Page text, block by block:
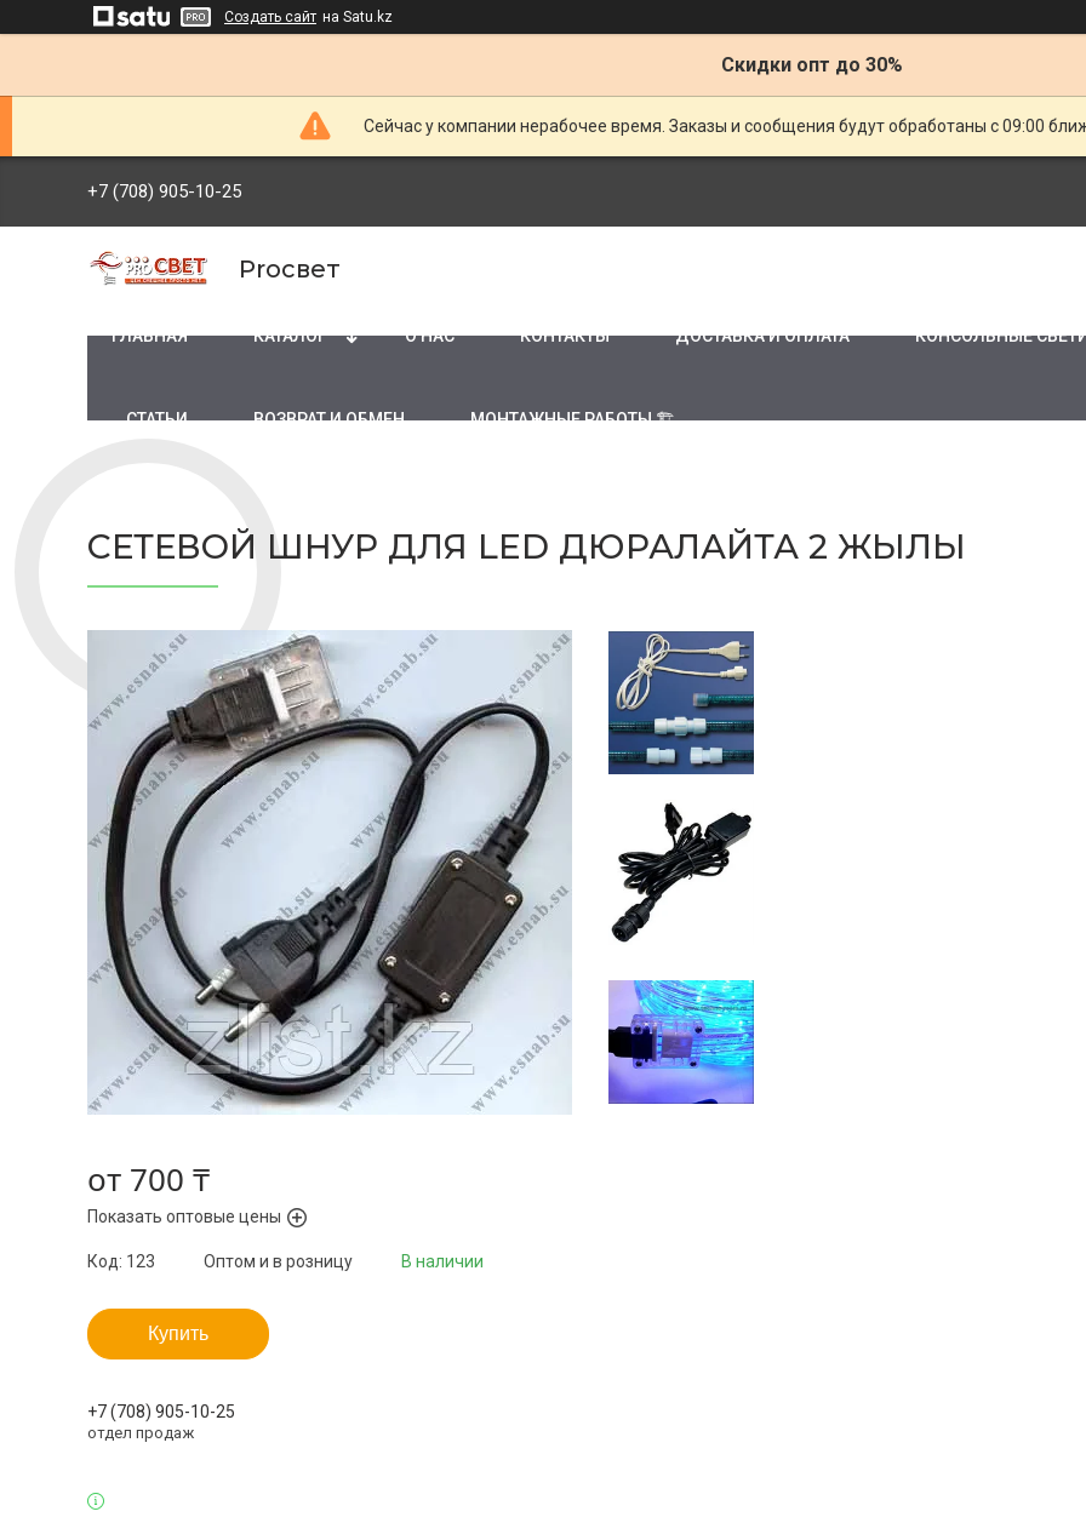
Создать сайт на Satu.kz
Скидки опт до 30%
Сейчас у компании нерабочее время. Заказы и сообщения будут обработаны с 09:00
+7 (708) 905-10-25
Proсвет
ГЛАВНАЯ КАТАЛОГ О НАС КОНТАКТЫ ДОСТАВКА И ОПЛАТА КОНСОЛЬНЫЕ
СТАТЬИ ВОЗВРАТ И ОБМЕН МОНТАЖНЫЕ РАБОТЫ 🏗
СЕТЕВОЙ ШНУР ДЛЯ LED ДЮРАЛАЙТА 2 ЖЫЛЫ
от 700 ₸
Показать оптовые цены
В наличии
Оптом и в розницу
Код: 123
Купить
+7 (708) 905-10-25
отдел продаж